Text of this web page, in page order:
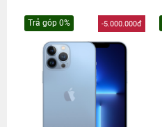
Trả góp 0% -5.000.000đ